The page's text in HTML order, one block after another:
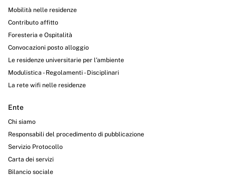
Mobilità nelle residenze
Contributo affitto
Foresteria e Ospitalità
Convocazioni posto alloggio
Le residenze universitarie per l’ambiente
Modulistica - Regolamenti - Disciplinari
La rete wifi nelle residenze
Ente
Chi siamo
Responsabili del procedimento di pubblicazione
Servizio Protocollo
Carta dei servizi
Bilancio sociale